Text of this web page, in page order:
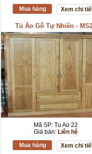
Mua hàng
Xem chi
Tủ Áo Gỗ Tự Nhiên -
Mã SP: Tu Ao 22
Giá bán: Liên hệ
Mua hàng
Xem chi